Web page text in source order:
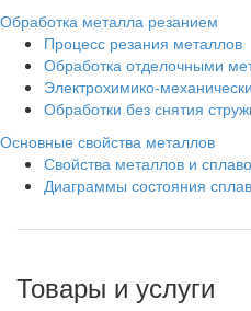
Обработка металла резанием
Процесс резания металлов
Обработка отделочными
Электрохимико-
Обработки без снятия
Основные свойства металлов
Свойства металлов и
Диаграммы состояния
Товары и услуги